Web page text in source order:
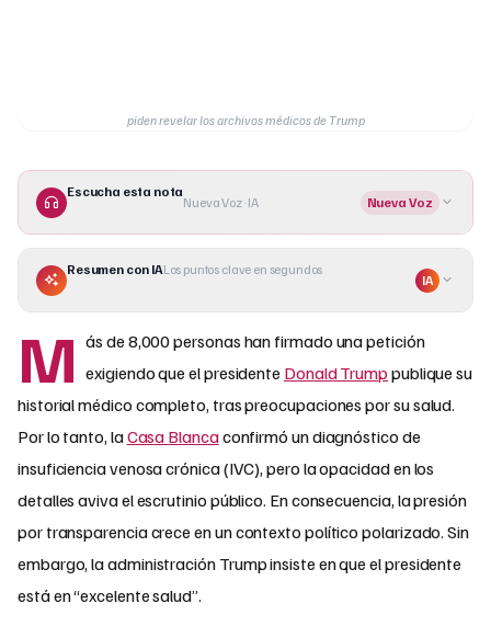
piden revelar los archivos médicos de Trump
Escucha esta nota
Nueva Voz · IA Nueva Voz
Resumen con IALos puntos clave en segundos
IA
M ás de 8,000 personas han firmado una petición
exigiendo que el presidente Donald Trump publique su
historial médico completo, tras preocupaciones por su salud.
Por lo tanto, laCasa Blancaconfirmó un diagnóstico de
insuficiencia venosa crónica (IVC), pero la opacidad en los
detalles aviva el escrutinio público. En consecuencia, la presión
por transparencia crece en un contexto político polarizado. Sin
embargo, la administración Trump insiste en que el presidente
está en “excelente salud”.